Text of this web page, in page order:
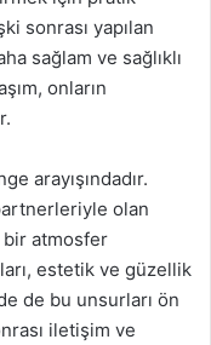
sonrası yapılan
sağlam ve sağlıklı
onların
arayışındadır.
olan
bir atmosfer
estetik ve güzellik
de bu unsurları ön
iletişim ve